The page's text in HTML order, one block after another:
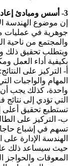
3- أسس ومبادئ إعادة هندسة وإدارة المدرسة والصف:
إن موضوع الهندسة
جوهرية في عمليات
والمجتمع من ناحية
ويتطلب تحقيق ذلك
بكيفية أداء العمل
أ- التركيز على
المهام والواجبات
واحدة، كذلك يجب
التي تؤدي إلى
تستطيع تحقيق أعلى
ب- التركيز على
تسهم في إشباع
الهندسة الإدارة
حيث سيساعد ذلك
المعوقات والحواجز